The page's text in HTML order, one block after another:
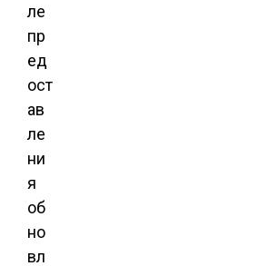
ле
пр
ед
ост
ав
ле
ни
я
об
но
вл